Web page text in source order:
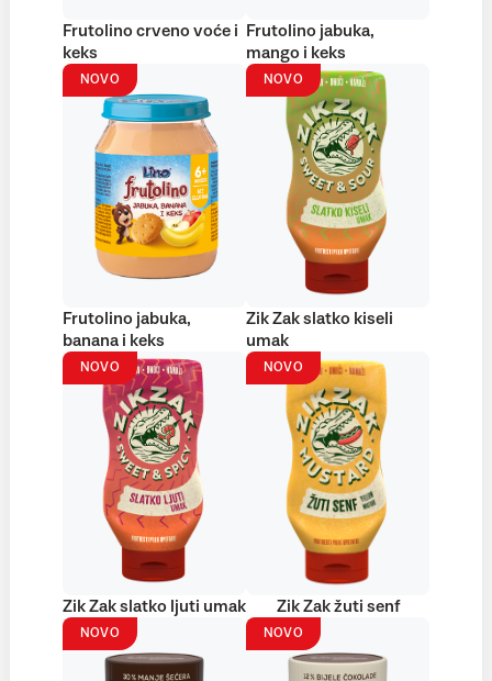
Frutolino crveno voće i
keks
Frutolino jabuka,
mango i keks
NOVO
Frutolino jabuka,
banana i keks
NOVO
Zik Zak slatko kiseli
umak
NOVO
Zik Zak slatko ljuti umak
NOVO
Zik Zak žuti senf
NOVO NOVO